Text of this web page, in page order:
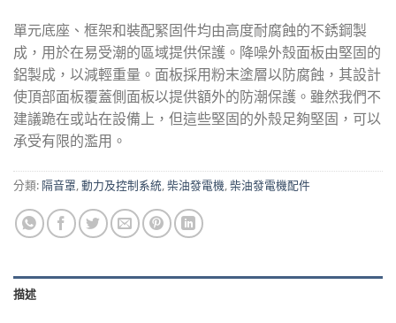
單元底座、框架和裝配緊固件均由高度耐腐蝕的不銹鋼製
成，用於在易受潮的區域提供保護。降噪外殼面板由堅固的
鋁製成，以減輕重量。面板採用粉末塗層以防腐蝕，其設計
使頂部面板覆蓋側面板以提供額外的防潮保護。雖然我們不
建議跪在或站在設備上，但這些堅固的外殼足夠堅固，可以
承受有限的濫用。
分類: 隔音罩 動力及控制系統 柴油發電機 柴油發電機配件
描述